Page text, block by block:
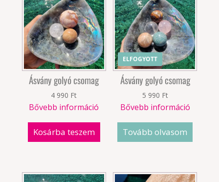
Ásvány golyó csomag
4 990 Ft
Bővebb információ
Kosárba teszem
ELFOGYOTT
Ásvány golyó csomag
5 990 Ft
Bővebb információ
Tovább olvasom